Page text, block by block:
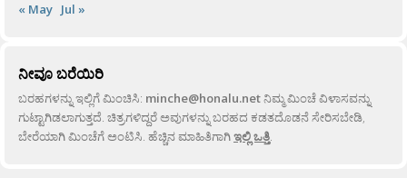
« May Jul »
ನೀವೂ ಬರೆಯಿರಿ
ಬರಹಗಳನ್ನು ಇಲ್ಲಿಗೆ ಮಿಂಚಿಸಿ: minche@honalu.netನಿಮ್ಮ ಮಿಂಚೆ ವಿಳಾಸವನ್ನು
ಗುಟ್ಟಾಗಿಡಲಾಗುತ್ತದೆ. ಚಿತ್ರಗಳಿದ್ದರೆ ಅವುಗಳನ್ನು ಬರಹದ ಕಡತದೊಡನೆ ಸೇರಿಸಬೇಡಿ,
ಬೇರೆಯಾಗಿ ಮಿಂಚೆಗೆ ಅಂಟಿಸಿ. ಹೆಚ್ಚಿನ ಮಾಹಿತಿಗಾಗಿಇಲ್ಲಿ ಒತ್ತಿ.